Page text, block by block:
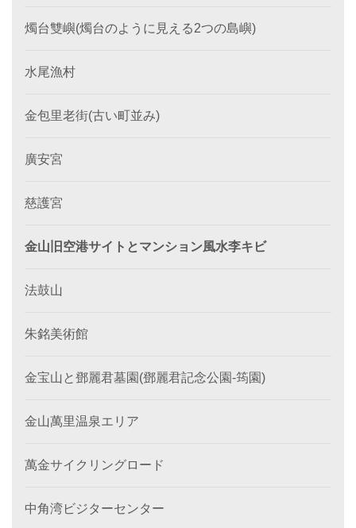
燭台雙嶼(燭台のように見える2つの島嶼)
水尾漁村
金包里老街(古い町並み)
廣安宮
慈護宮
金山旧空港サイトとマンション風水李キビ
法鼓山
朱銘美術館
金宝山と鄧麗君墓園(鄧麗君記念公園-筠園)
金山萬里温泉エリア
萬金サイクリングロード
中角湾ビジターセンター